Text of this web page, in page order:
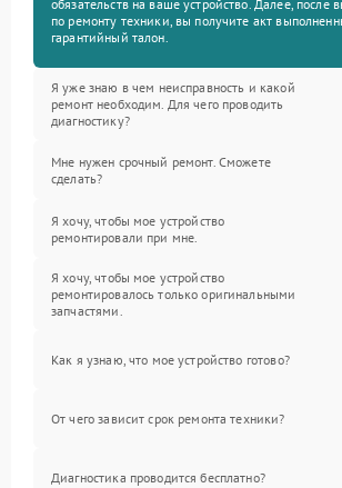
обязательств на ваше устройство. Далее, после
по ремонту техники, вы получите акт
гарантийный талон.
Я уже знаю в чем неисправность и какой
ремонт необходим. Для чего проводить
диагностику?
Мне нужен срочный ремонт. Сможете
сделать?
Я хочу, чтобы мое устройство
ремонтировали при мне.
Я хочу, чтобы мое устройство
ремонтировалось только оригинальными
запчастями.
Как я узнаю, что мое устройство готово?
От чего зависит срок ремонта техники?
Диагностика проводится бесплатно?